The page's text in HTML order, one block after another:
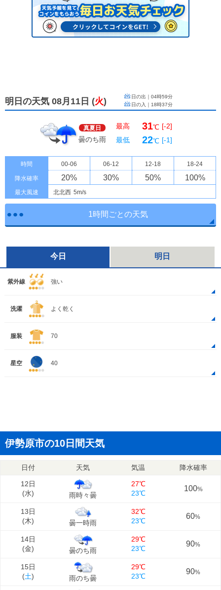
明日の天気 08月11日 (火) 日の出｜ 04時59分
日の入｜ 18時37分
真夏日
曇のち雨
最高 31℃ [-2]
最低
22℃ [-1]
時間 00-06 06-12 12-18 18-24
降水確率 20% 30% 50% 100%
最大風速 北北西 5m/s
1時間ごとの天気
今日 明日
紫外線 強い
洗濯 よく乾く
服装 70
星空 40
伊勢原市の10日間天気
日付 天気 気温 降水確率
12日
(水) 雨時々曇
27℃
23℃
100%
13日
(木) 曇一時雨
32℃
23℃
60%
14日
(金) 曇のち雨
29℃
23℃
90%
15日
(土) 雨のち曇
29℃
23℃
90%